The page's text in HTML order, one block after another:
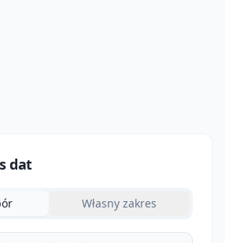
dat
Własny zakres